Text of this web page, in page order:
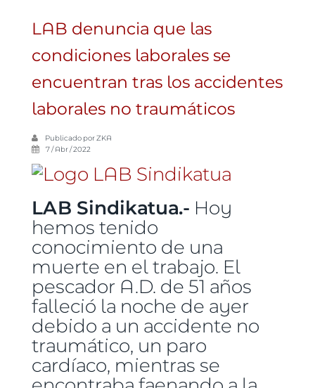
LAB denuncia que las
condiciones laborales se
encuentran tras los accidentes
laborales no traumáticos
Publicado porZKA
7 / Abr / 2022
LAB Sindikatua.- Hoy
hemos tenido
conocimiento de una
muerte en el trabajo. El
pescador A.D. de 51 años
falleció la noche de ayer
debido a un accidente no
traumático, un paro
cardíaco, mientras se